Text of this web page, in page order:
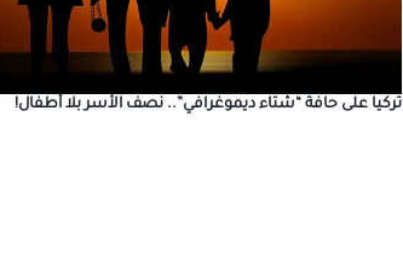
تركيا على حافة “شتاء ديموغرافي”.. نصف الأسر بلا أطفال!